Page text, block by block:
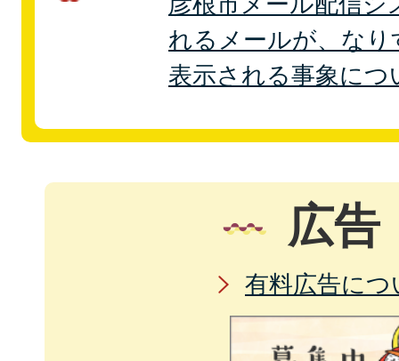
れるメールが、な
表示される事象につ
広告
有料広告につ